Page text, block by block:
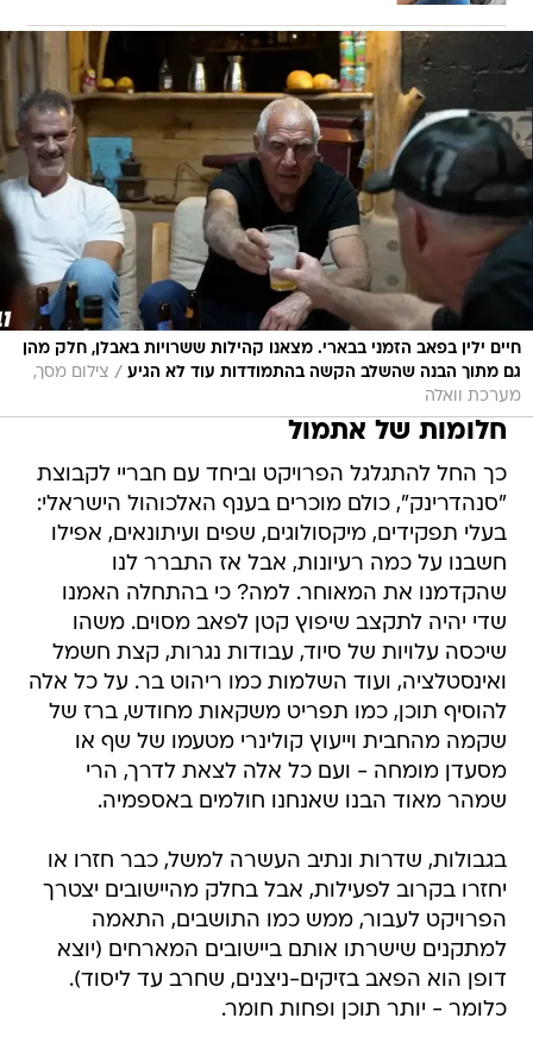
חיים ילין בפאב הזמני בבארי. מצאנו קהילות ששרויות באבלן, חלק מהן
גם מתוך הבנה שהשלב הקשה בהתמודדות עוד לא הגיע / צילום מסך,
מערכת וואלה
חלומות של אתמול
כך החל להתגלגל הפרויקט וביחד עם חבריי לקבוצת
"סנהדרינק", כולם מוכרים בענף האלכוהול הישראלי:
בעלי תפקידים, מיקסולוגים, שפים ועיתונאים, אפילו
חשבנו על כמה רעיונות, אבל אז התברר לנו
שהקדמנו את המאוחר. למה? כי בהתחלה האמנו
שדי יהיה לתקצב שיפוץ קטן לפאב מסוים. משהו
שיכסה עלויות של סיוד, עבודות נגרות, קצת חשמל
ואינסטלציה, ועוד השלמות כמו ריהוט בר. על כל אלה
להוסיף תוכן, כמו תפריט משקאות מחודש, ברז של
שקמה מהחבית וייעוץ קולינרי מטעמו של שף או
מסעדן מומחה - ועם כל אלה לצאת לדרך, הרי
שמהר מאוד הבנו שאנחנו חולמים באספמיה.
בגבולות, שדרות ונתיב העשרה למשל, כבר חזרו או
יחזרו בקרוב לפעילות, אבל בחלק מהיישובים יצטרך
הפרויקט לעבור, ממש כמו התושבים, התאמה
למתקנים שישרתו אותם ביישובים המארחים (יוצא
דופן הוא הפאב בזיקים-ניצנים, שחרב עד ליסוד).
כלומר - יותר תוכן ופחות חומר.